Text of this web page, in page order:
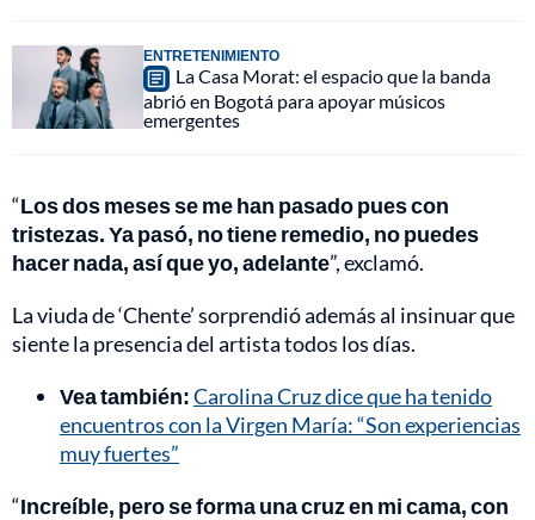
ENTRETENIMIENTO
La Casa Morat: el espacio que la banda
abrió en Bogotá para apoyar músicos
emergentes
“Los dos meses se me han pasado pues con
tristezas. Ya pasó, no tiene remedio, no puedes
hacer nada, así que yo, adelante”, exclamó.
La viuda de ‘Chente’ sorprendió además al insinuar que
siente la presencia del artista todos los días.
Vea también:Carolina Cruz dice que ha tenido
encuentros con la Virgen María: “Son experiencias
muy fuertes”
“Increíble, pero se forma una cruz en mi cama, con